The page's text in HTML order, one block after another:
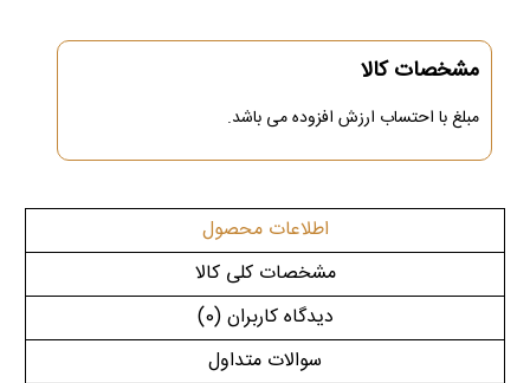
مشخصات کالا
مبلغ با احتساب ارزش افزوده می باشد.
اطلاعات محصول
مشخصات کلی کالا
دیدگاه کاربران(0)
سوالات متداول